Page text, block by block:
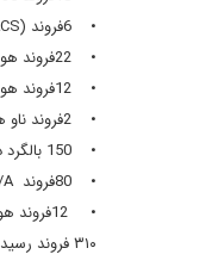
• 6فروند E-3 (AWACS) ،
• 22فروند هواپیمای سوخت رسان از جمله KC-135 و KC-46،
• 12فروند هواپیمای ترابری شامل C-130، C-17، و چند فروند C-5،
• 2فروند ناو هواپیمابر (ابراهام لینکلن و جرالد فورد)،
• 150 بالگرد دریایی،
• 80فروند F super Hornet / 18E – F/A،
۳۱۰ فروند رسید، این تدارک در مدت ۳۸ روز جنگ به عدد نهایی ۹۶۲ فروند رسید.